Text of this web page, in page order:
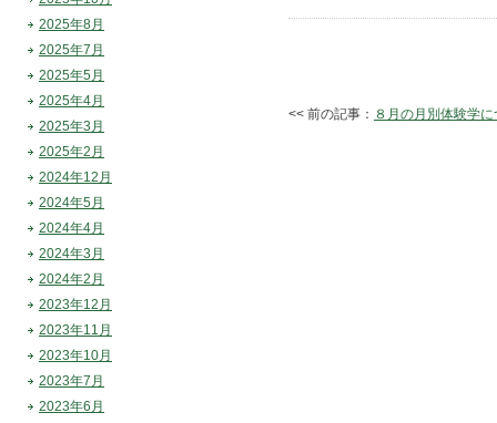
<< 前の記事： ８月の月別体験学
2025年8月
2025年7月
2025年5月
2025年4月
2025年3月
2025年2月
2024年12月
2024年5月
2024年4月
2024年3月
2024年2月
2023年12月
2023年11月
2023年10月
2023年7月
2023年6月